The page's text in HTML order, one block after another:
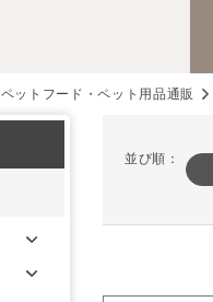
ペットフード・ペット用品通販
並び順：